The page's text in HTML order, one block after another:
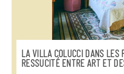
LA VILLA COLUCCI DANS LES
RESSUCITÉ ENTRE ART ET